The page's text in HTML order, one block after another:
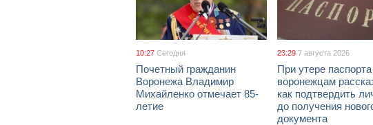
10:27 Сегодня
Почетный гражданин
Воронежа Владимир
Михайленко отмечает 85-
летие
23:29 7 августа 2026
При утере паспорта
воронежцам
как подтвердить
до получения
документа